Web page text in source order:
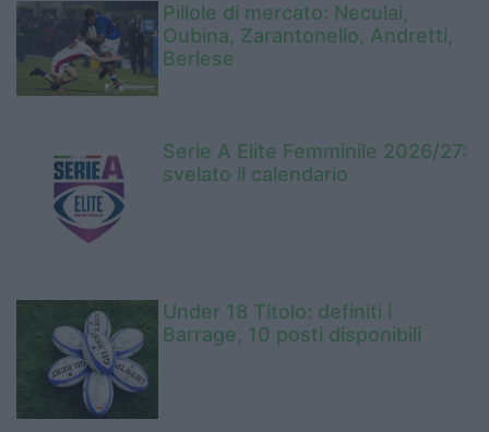
Pillole di mercato: Neculai,
Oubina, Zarantonello, Andretti,
Berlese
Serie A Elite Femminile 2026/27:
svelato il calendario
Under 18 Titolo: definiti i
Barrage, 10 posti disponibili